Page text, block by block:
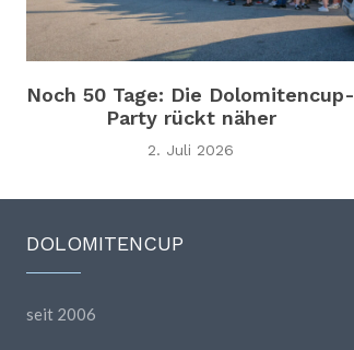
Noch 50 Tage: Die Dolomitencup-
Party rückt näher
2. Juli 2026
DOLOMITENCUP
seit 2006